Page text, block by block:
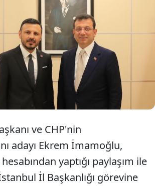
Tutuklu İBB Başkanı ve CHP'nin
cumhurbaşkanı adayı Ekrem İmamoğlu,
CHP İstanbul İl Başkanlığı
seçilen Özgür Çelik'i tebrik etti.
ve CHP'nin
adayı Ekrem İmamoğlu,
yaptığı paylaşım ile
İl Başkanlığı görevine